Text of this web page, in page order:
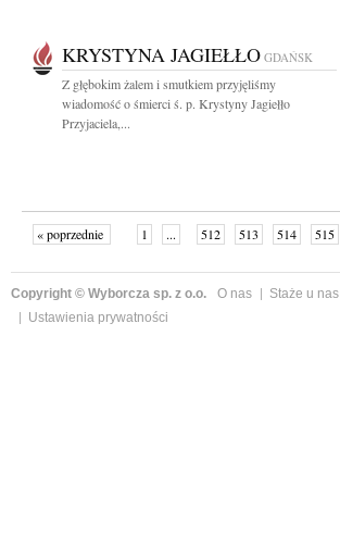
KRYSTYNA JAGIEŁŁO GDAŃSK
Z głębokim żalem i smutkiem przyjęliśmy
wiadomość o śmierci ś. p. Krystyny Jagiełło
Przyjaciela,...
« poprzednie 1 ... 512 513 514 515
Copyright © Wyborcza sp. z o.o. O nas Staże u nas
Ustawienia prywatności